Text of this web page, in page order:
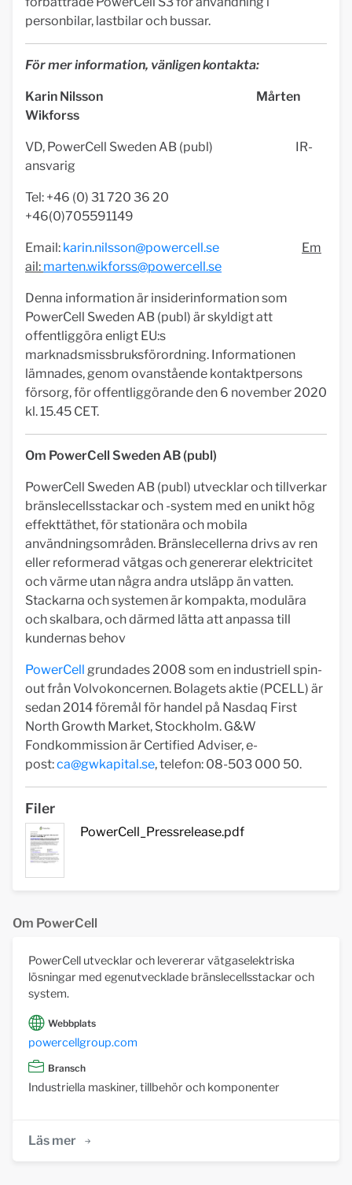
personbilar, lastbilar och bussar.
För mer information, vänligen kontakta:
Karin Nilsson Mårten
Wikforss
VD, PowerCell Sweden AB (publ) IR-
ansvarig
Tel: +46 (0) 31 720 36 20
+46(0)705591149
Email: karin.nilsson@powercell.se
Em
ail: marten.wikforss@powercell.se
Denna information är insiderinformation som
PowerCell Sweden AB (publ) är skyldigt att
offentliggöra enligt EU:s
marknadsmissbruksförordning. Informationen
lämnades, genom ovanstående kontaktpersons
försorg, för offentliggörande den 6 november 2020
kl. 15.45 CET.
Om PowerCell Sweden AB (publ)
PowerCell Sweden AB (publ) utvecklar och tillverkar
bränslecellsstackar och -system med en unikt hög
effekttäthet, för stationära och mobila
användningsområden. Bränslecellerna drivs av ren
eller reformerad vätgas och genererar elektricitet
och värme utan några andra utsläpp än vatten.
Stackarna och systemen är kompakta, modulära
och skalbara, och därmed lätta att anpassa till
kundernas behov
PowerCell grundades 2008 som en industriell spin-
out från Volvokoncernen. Bolagets aktie (PCELL) är
sedan 2014 föremål för handel på Nasdaq First
North Growth Market, Stockholm. G&W
Fondkommission är Certified Adviser, e-
post:ca@gwkapital.se, telefon: 08-503 000 50.
Filer
PowerCell_Pressrelease.pdf
Om PowerCell
PowerCell utvecklar och levererar vätgaselektriska
lösningar med egenutvecklade bränslecellsstackar och
system.
Webbplats
powercellgroup.com
Bransch
Industriella maskiner, tillbehör och komponenter
Läs mer